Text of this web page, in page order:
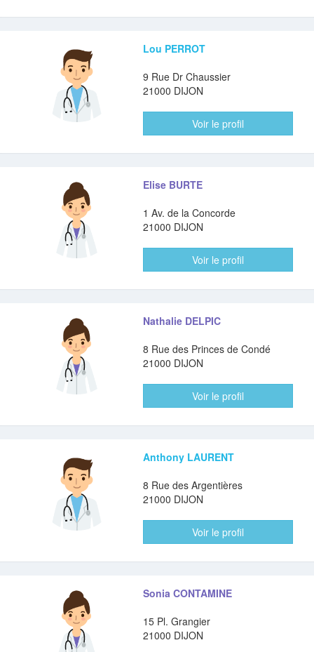
Lou PERROT
9 Rue Dr Chaussier
21000 DIJON
Voir le profil
Elise BURTE
1 Av. de la Concorde
21000 DIJON
Voir le profil
Nathalie DELPIC
8 Rue des Princes de Condé
21000 DIJON
Voir le profil
Anthony LAURENT
8 Rue des Argentières
21000 DIJON
Voir le profil
Sonia CONTAMINE
15 Pl. Grangier
21000 DIJON